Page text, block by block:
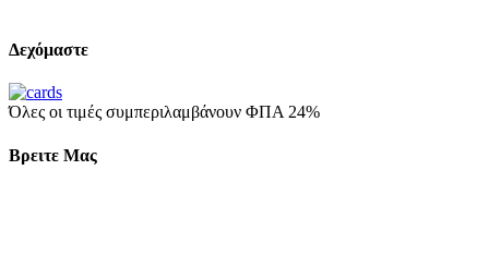
Δεχόμαστε
Όλες οι τιμές συμπεριλαμβάνουν ΦΠΑ 24%
Βρειτε Μας